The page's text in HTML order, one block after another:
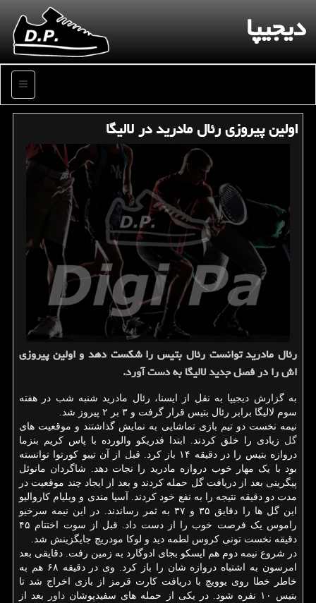
دیجیپا
منو
اولین پیروزی رئال مادرید در لالیگا
رئال مادرید توانست رئال بتیس را شكست دهد و اولین پیروزی
اش را در فصل جدید لالیگا به دست آورد.
به گزارش دیجیپا به نقل از ایسنا، رئال مادرید شنبه شب در هفته
سوم لالیگا برابر رئال بتیس قرار گرفت و ۳ بر ۲ پیروز شد.
نیمه نخست دو تیم بازی تماشایی به نمایش گذاشتند و موقعیت های
گل زیادی را خلق کردند. ابتدا فدریکو والورده با پاس کریم بنزما
دروازه بتیس را در دقیقه ۱۴ باز کرد. قبل از آن تیبو کورتوا توانسته
بود با یک مهار خوب دروازه مادرید را نجات دهد. شاگردان مانوئل
پیگرینی بعد از دریافت گل حمله کردند و بعد از ایجاد چند موقعیت در
مدت دو دقیقه نتیجه را به نفع خود کردند. آسیا مندی و ویلیام کاروالیو
این گل ها را دقایق ۳۵ و ۳۷ به ثمر رساندند. در این نیمه سرخیو
راموس یک فرصت خوب را از دست داد. قبل از سوت اختتام ۴۵
دقیقه نخست تونی کروس لطمه دید و لوکا مودریچ جایگزینش شد.
در شروع نیمه دوم هم ایسکو بجای ادوگارد به زمین رفت. دقایقی بعد
امرسون به اشتباه دروازه شان را باز کرد. وی در دقیقه ۶۸ هم به
خاطر خطا روی یوویچ با دریافت کارت قرمز از بازی اخراج شد تا
بتیس ۱۰ نفره شود. در یکی از حمله های سفیدپوشان
داور
بعد از